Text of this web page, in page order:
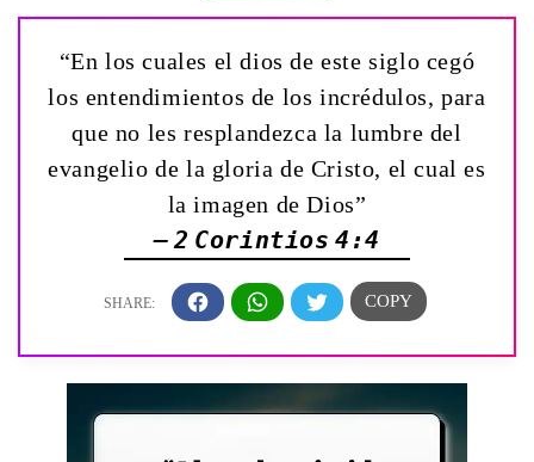
“En los cuales el dios de este siglo cegó
los entendimientos de los incrédulos, para
que no les resplandezca la lumbre del
evangelio de la gloria de Cristo, el cual es
la imagen de Dios”
— 2 Corintios 4:4